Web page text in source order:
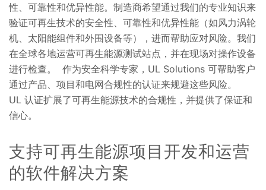
性、可靠性和优异性能。制造商希望通过我们的专业知识来
验证可再生技术的安全性、可靠性和优异性能（如风力涡轮
机、太阳能组件和外围设备等），进而帮助应对风险。我们
在全球各地运营可再生能源测试站点，并在现场对操作设备
进行检查。 作为安全科学专家，UL Solutions 可帮助客户
通过产品、项目和电网合规性的认证来规避这些风险。
UL 认证扩展了可再生能源技术的合规性，并提供了保证和
信心。
支持可再生能源项目开发和运营
的软件解决方案